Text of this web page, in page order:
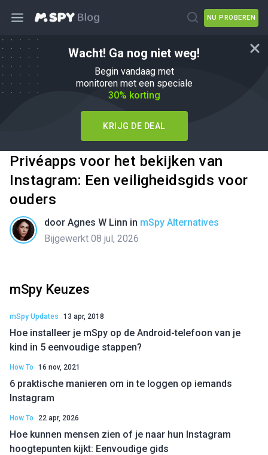
NU PROBEREN
Wacht! Ga nog niet weg!
Begin vandaag met
monitoren met een speciale
30% korting
KRIJG DE DEAL
Privéapps voor het bekijken van
Instagram: Een veiligheidsgids voor
ouders
door Agnes W Linn in mSpy Alternatives
Bijgewerkt 08 jul, 2026
mSpy Keuzes
mSpy Updates 13 apr, 2018
Hoe installeer je mSpy op de Android-telefoon van je
kind in 5 eenvoudige stappen?
How To 16 nov, 2021
6 praktische manieren om in te loggen op iemands
Instagram
How To 22 apr, 2026
Hoe kunnen mensen zien of je naar hun Instagram
hoogtepunten kijkt: Eenvoudige gids